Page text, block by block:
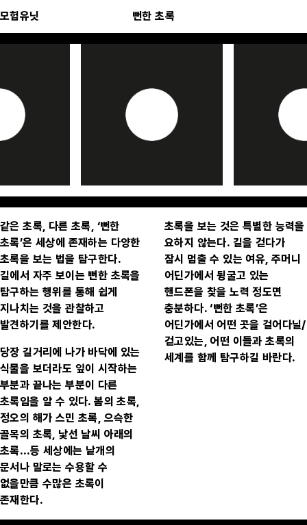
뻔한 초록
모험유닛
같은 초록, 다른 초록, ‘뻔한
초록’은 세상에 존재하는 다양한
초록을 보는 법을 탐구한다.
길에서 자주 보이는 뻔한 초록을
탐구하는 행위를 통해 쉽게
지나치는 것을 관찰하고
발견하기를 제안한다.
당장 길거리에 나가 바닥에 있는
식물을 보더라도 잎이 시작하는
부분과 끝나는 부분이 다른
초록임을 알 수 있다. 봄의 초록,
정오의 해가 스민 초록, 으슥한
골목의 초록, 낯선 날씨 아래의
초록…등 세상에는 낱개의
문서나 말로는 수용할 수
없을만큼 수많은 초록이
존재한다.
초록을 보는 것은 특별한 능력을
요하지 않는다. 길을 걷다가
잠시 멈출 수 있는 여유, 주머니
어딘가에서 뒹굴고 있는
핸드폰을 찾을 노력 정도면
충분하다. ‘뻔한 초록’은
어딘가에서 어떤 곳을 걸어다닐/
걷고있는, 어떤 이들과 초록의
세계를 함께 탐구하길 바란다.